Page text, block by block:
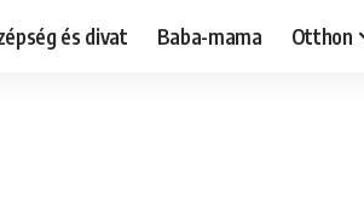
és divat Baba-mama Otthon